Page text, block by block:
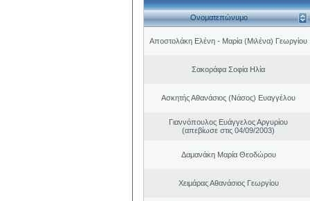
Ονοματεπώνυμο
Αποστολάκη Ελένη - Μαρία (Μιλένα) Γεωργίου
Σακοράφα Σοφία Ηλία
Ασκητής Αθανάσιος (Νάσος) Ευαγγέλου
Γιαννόπουλος Ευάγγελος Αργυρίου
(απεβίωσε στις 04/09/2003)
Δαμανάκη Μαρία Θεοδώρου
Χειμάρας Αθανάσιος Γεωργίου